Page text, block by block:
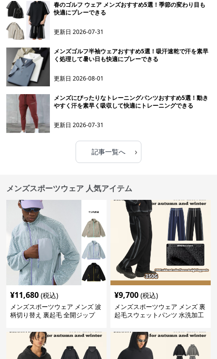
春のゴルフ ウェア メンズおすすめ5選！季節の変わり目も
快適にプレーできる
更新日2026-07-31
メンズゴルフ半袖ウェアおすすめ5選！吸汗速乾で汗を素早
く処理して暑い日も快適にプレーできる
更新日2026-08-01
メンズにぴったりなトレーニングパンツおすすめ5選！動き
やすく汗を素早く吸収して快適にトレーニングできる
更新日2026-07-31
記事一覧へ ›
メンズスポーツウェア 人気アイテム
¥11,680 (税込)
メンズスポーツウェア メンズ 波
柄切り替え 裏起毛 全開ジップ
¥9,700 (税込)
メンズスポーツウェア メンズ 裏
起毛スウェットパンツ 水洗加工